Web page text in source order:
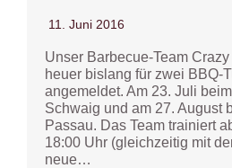
11. Juni 2016
Unser Barbecue-Team
heuer bislang für zwei BBQ-
angemeldet. Am 23. Juli
Schwaig und am 27. August
Passau. Das Team trainiert
18:00 Uhr (gleichzeitig mit
neue…